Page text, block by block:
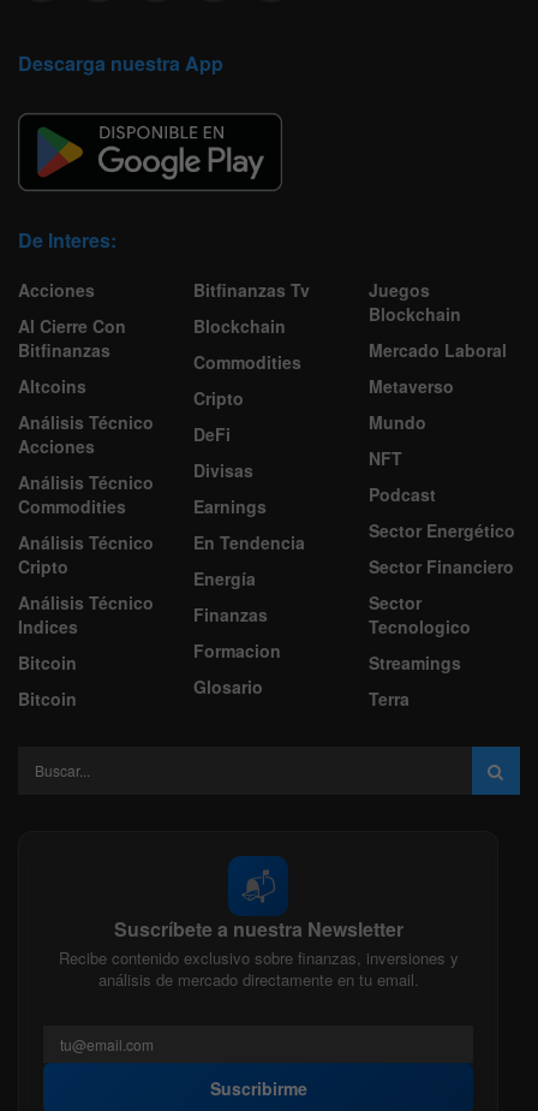
Descarga nuestra App
De Interes:
Acciones
Al Cierre Con
Bitfinanzas
Altcoins
Análisis Técnico
Acciones
Análisis Técnico
Commodities
Análisis Técnico
Cripto
Análisis Técnico
Indices
Bitcoin
Bitcoin
Bitfinanzas Tv
Blockchain
Commodities
Cripto
DeFi
Divisas
Earnings
En Tendencia
Energía
Finanzas
Formacion
Glosario
Juegos
Blockchain
Mercado Laboral
Metaverso
Mundo
NFT
Podcast
Sector Energético
Sector Financiero
Sector
Tecnologico
Streamings
Terra
📬
Suscríbete a nuestra Newsletter
Recibe contenido exclusivo sobre finanzas, inversiones y
análisis de mercado directamente en tu email.
Suscribirme